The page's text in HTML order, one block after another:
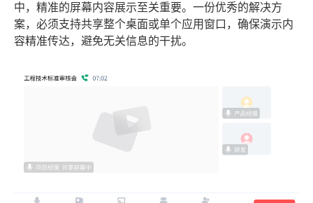
中，精准的屏幕内容展示至关重要。一份优秀的解决方
案，必须支持共享整个桌面或单个应用窗口，确保演示内
容精准传达，避免无关信息的干扰。